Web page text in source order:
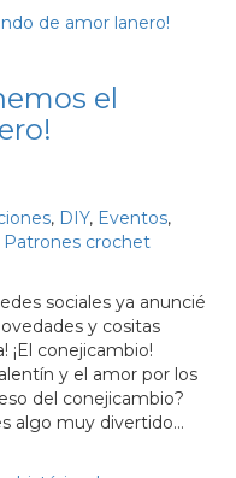
el
, DIY, Eventos,
Patrones crochet
sociales ya anuncié
y cositas
¡El conejicambio!
y el amor por los
del conejicambio?
algo muy divertido…